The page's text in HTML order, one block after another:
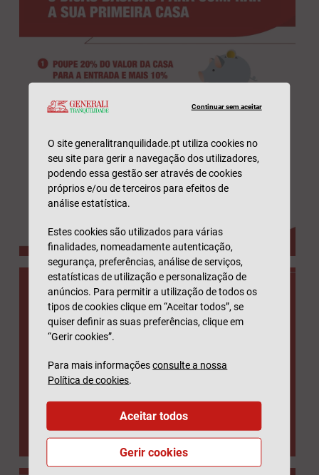
Continuar sem aceitar
O site generalitranquilidade.pt utiliza cookies no
seu site para gerir a navegação dos utilizadores,
podendo essa gestão ser através de cookies
próprios e/ou de terceiros para efeitos de
análise estatística.
Estes cookies são utilizados para várias
finalidades, nomeadamente autenticação,
segurança, preferências, análise de serviços,
estatísticas de utilização e personalização de
anúncios. Para permitir a utilização de todos os
tipos de cookies clique em “Aceitar todos”, se
quiser definir as suas preferências, clique em
“Gerir cookies”.
Para mais informaçõesconsulte a nossa
Política de cookies.
Gerir cookies
Aceitar todos